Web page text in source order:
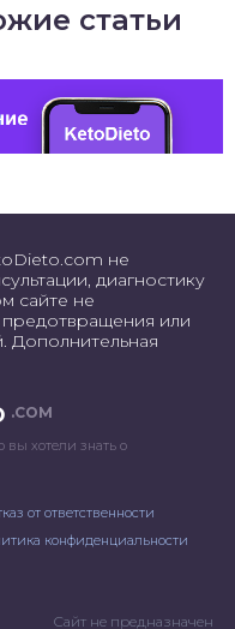
статьи
не
диагностику
сайте не
предотвращения или
Дополнительная
.COM
вы хотели знать о
от ответственности
конфиденциальности
Сайт не предназначен